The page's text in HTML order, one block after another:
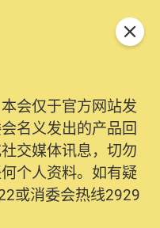
会仅于官方网站发
名义发出的产品回
交媒体讯息，切勿
个人资料。如有疑
或消委会热线2929
关闭